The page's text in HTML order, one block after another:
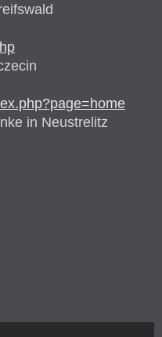
in Neustrelitz